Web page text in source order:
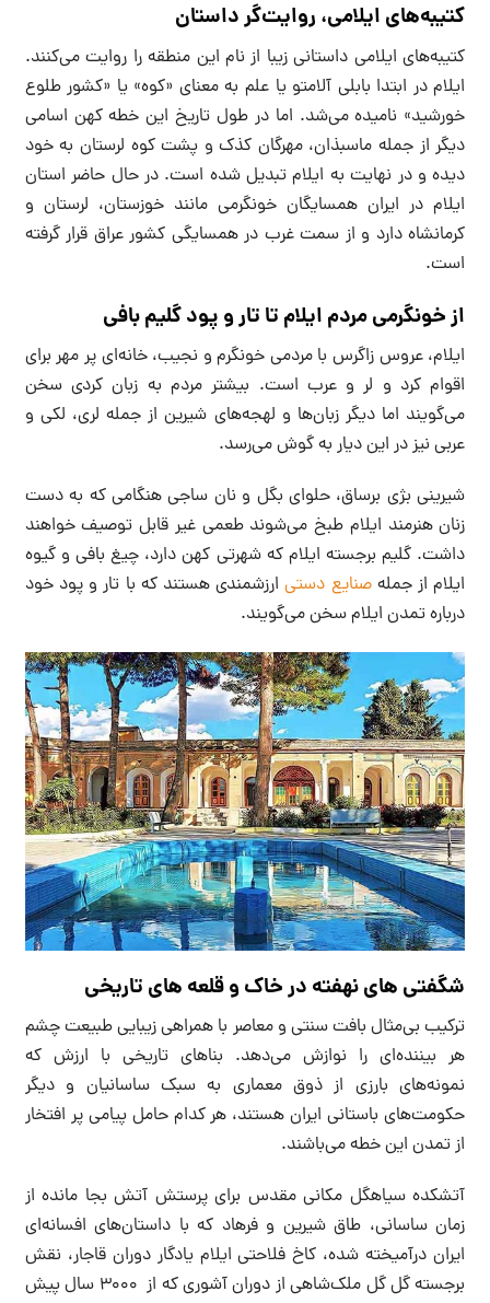
کتیبه‌های ایلامی، روایت‌گر داستان
کتیبه‌های ایلامی داستانی زیبا از نام این منطقه را روایت می‌کنند.
ایلام در ابتدا بابلی آلامتو یا علم به معنای «کوه» یا «کشور طلوع
خورشید» نامیده می‌شد. اما در طول تاریخ این خطه کهن اسامی
دیگر از جمله ماسبذان، مهرگان کذک و پشت کوه لرستان به خود
دیده و در نهایت به ایلام تبدیل شده است. در حال حاضر استان
ایلام در ایران همسایگان خونگرمی مانند خوزستان، لرستان و
کرمانشاه دارد و از سمت غرب در همسایگی کشور عراق قرار گرفته
است.
از خونگرمی مردم ایلام تا تار و پود گلیم بافی
ایلام، عروس زاگرس با مردمی خونگرم و نجیب، خانه‌ای پر مهر برای
اقوام کرد و لر و عرب است. بیشتر مردم به زبان کردی سخن
می‌گویند اما دیگر زبان‌ها و لهجه‌های شیرین از جمله لری، لکی و
عربی نیز در این دیار به گوش می‌رسد.
شیرینی بژی برساق، حلوای بگل و نان ساجی هنگامی که به دست
زنان هنرمند ایلام طبخ می‌شوند طعمی غیر قابل توصیف خواهند
داشت. گلیم برجسته ایلام که شهرتی کهن دارد، چیغ بافی و گیوه
ایلام از جمله صنایع دستیارزشمندی هستند که با تار و پود خود
درباره تمدن ایلام سخن می‌گویند.
شگفتی های نهفته در خاک و قلعه های تاریخی
ترکیب بی‌مثال بافت سنتی و معاصر با همراهی زیبایی طبیعت چشم
هر بیننده‌ای را نوازش می‌دهد. بناهای تاریخی با ارزش که
نمونه‌های بارزی از ذوق معماری به سبک ساسانیان و دیگر
حکومت‌های باستانی ایران هستند، هر کدام حامل پیامی پر افتخار
از تمدن این خطه می‌باشند.
آتشکده سیاهگل مکانی مقدس برای پرستش آتش بجا مانده از
زمان ساسانی، طاق شیرین و فرهاد که با داستان‌های افسانه‌ای
ایران درآمیخته شده، کاخ فلاحتی ایلام یادگار دوران قاجار، نقش
برجسته گل گل ملک‌شاهی از دوران آشوری که از 3000 سال پیش